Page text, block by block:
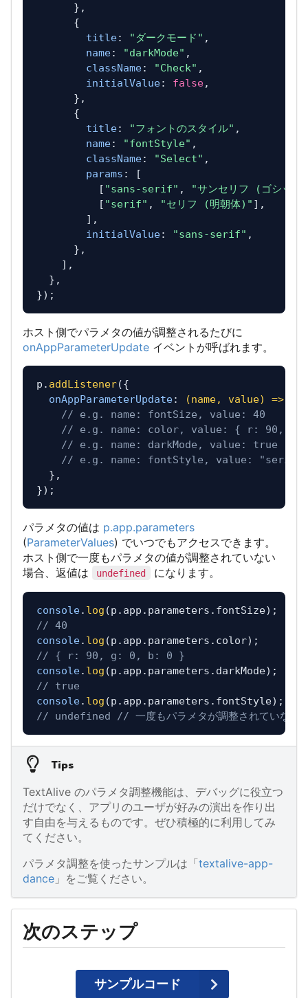
      },
      {
title: "ダークモード" ,
name: "darkMode" ,
className: "Check" ,
initialValue: false,
      },
      {
title: "フォントのスタイル" ,
name: "fontStyle" ,
className: "Select" ,
params : [
          [
"sans-serif" ,
"サンセリフ (ゴシッ
          [
"serif" , "セリフ (明朝体)" ],
        ],
initialValue: "sans-serif" ,
      },
    ],
  },
ホスト側でパラメタの値が調整されるたびに
onAppParameterUpdate イベントが呼ばれます。
p. addListener({
onAppParameterUpdate: (name, value) =>
// e.g. name: fontSize, value: 40
// e.g. name: color, value: { r: 90,
// e.g. name: darkMode, value: true
// e.g. name: fontStyle, value: "serif"
  },
パラメタの値は p.app.parameters
(ParameterValues) でいつでもアクセスできます。
ホスト側で一度もパラメタの値が調整されていない
場合、返値は
undefined になります。
console. log (p. app . parameters . fontSize
// 40
console. log (p. app . parameters . color
// { r: 90, g: 0, b: 0 }
console. log (p. app . parameters . darkMode
// true
console. log (p. app . parameters . fontStyle
// undefined // 一度もパラメタが調整されていない
Tips
TextAlive のパラメタ調整機能は、デバッグに役立つ
だけでなく、アプリのユーザが好みの演出を作り出
す自由を与えるものです。ぜひ積極的に利用してみ
てください。
パラメタ調整を使ったサンプルは「textalive-app-
dance 」をご覧ください。
次のステップ
サンプルコード